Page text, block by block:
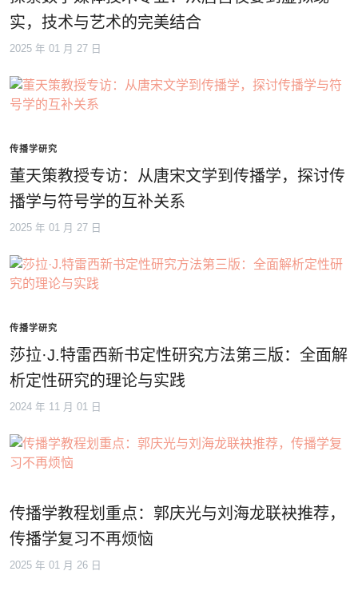
实，技术与艺术的完美结合
2025 年 01 月 27 日
传播学研究
董天策教授专访：从唐宋文学到传播学，探讨传
播学与符号学的互补关系
2025 年 01 月 27 日
传播学研究
莎拉·J.特雷西新书定性研究方法第三版：全面解
析定性研究的理论与实践
2024 年 11 月 01 日
传播学教程划重点：郭庆光与刘海龙联袂推荐，
传播学复习不再烦恼
2025 年 01 月 26 日